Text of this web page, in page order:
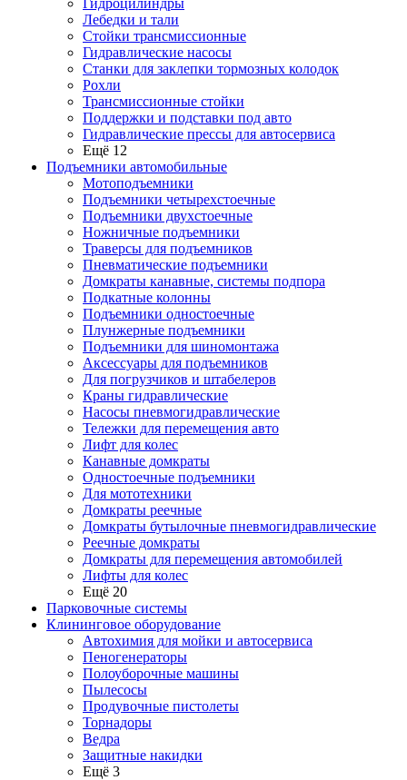
Гидроцилиндры
Лебедки и тали
Стойки трансмиссионные
Гидравлические насосы
Cтанки для заклепки тормозных колодок
Рохли
Трансмиссионные стойки
Поддержки и подставки под авто
Гидравлические прессы для автосервиса
Ещё 12
Подъемники автомобильные
Мотоподъемники
Подъемники четырехстоечные
Подъемники двухстоечные
Ножничные подъемники
Траверсы для подъемников
Пневматические подъемники
Домкраты канавные, системы подпора
Подкатные колонны
Подъемники одностоечные
Плунжерные подъемники
Подъемники для шиномонтажа
Аксессуары для подъемников
Для погрузчиков и штабелеров
Краны гидравлические
Насосы пневмогидравлические
Тележки для перемещения авто
Лифт для колес
Канавные домкраты
Одностоечные подъемники
Для мототехники
Домкраты реечные
Домкраты бутылочные пневмогидравлические
Реечные домкраты
Домкраты для перемещения автомобилей
Лифты для колес
Ещё 20
Парковочные системы
Клининговое оборудование
Автохимия для мойки и автосервиса
Пеногенераторы
Полоуборочные машины
Пылесосы
Продувочные пистолеты
Торнадоры
Ведра
Защитные накидки
Ещё 3